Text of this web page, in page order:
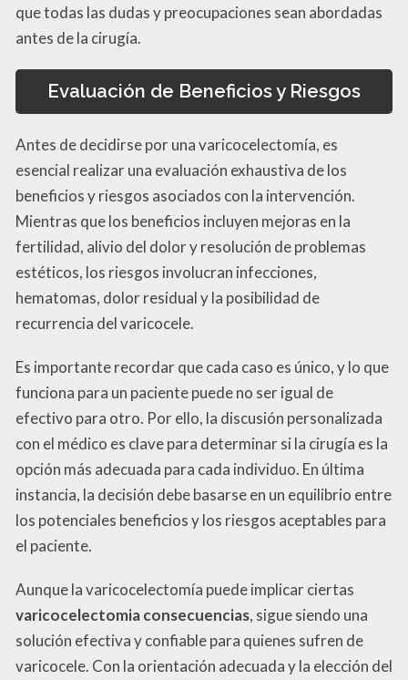
que todas las dudas y preocupaciones sean abordadas
antes de la cirugía.
Evaluación de Beneficios y Riesgos
Antes de decidirse por una varicocelectomía, es
esencial realizar una evaluación exhaustiva de los
beneficios y riesgos asociados con la intervención.
Mientras que los beneficios incluyen mejoras en la
fertilidad, alivio del dolor y resolución de problemas
estéticos, los riesgos involucran infecciones,
hematomas, dolor residual y la posibilidad de
recurrencia del varicocele.
Es importante recordar que cada caso es único, y lo que
funciona para un paciente puede no ser igual de
efectivo para otro. Por ello, la discusión personalizada
con el médico es clave para determinar si la cirugía es la
opción más adecuada para cada individuo. En última
instancia, la decisión debe basarse en un equilibrio entre
los potenciales beneficios y los riesgos aceptables para
el paciente.
Aunque la varicocelectomía puede implicar ciertas
varicocelectomia consecuencias, sigue siendo una
solución efectiva y confiable para quienes sufren de
varicocele. Con la orientación adecuada y la elección del